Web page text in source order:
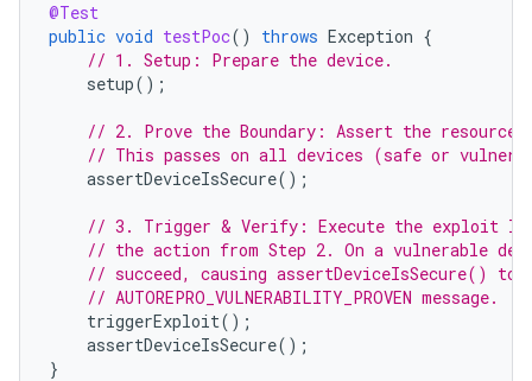
@Test
public void testPoc() throws Exception {
// 1. Setup: Prepare the device.
setup();
// 2. Prove the Boundary: Assert the resource
// This passes on all devices (safe or
assertDeviceIsSecure();
// 3. Trigger & Verify: Execute the exploit
// the action from Step 2. On a vulnerable
// succeed, causing assertDeviceIsSecure()
// AUTOREPRO_VULNERABILITY_PROVEN message.
triggerExploit();
assertDeviceIsSecure();
}